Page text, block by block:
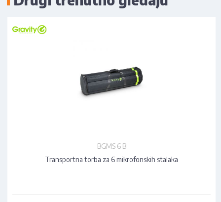
BGMS 6 B
Transportna torba za 6 mikrofonskih stalaka